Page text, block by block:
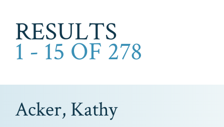
RESULTS
1 - 15 OF 278
Acker, Kathy